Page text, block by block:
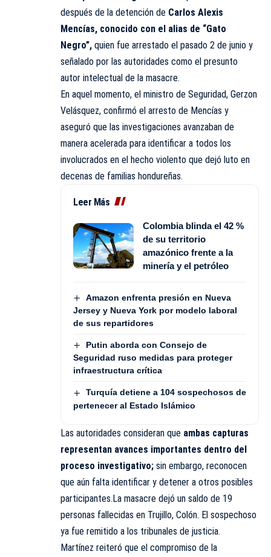
después de la detención de Carlos Alexis
Mencías, conocido con el alias de “Gato
Negro”, quien fue arrestado el pasado 2 de junio y
señalado por las autoridades como el presunto
autor intelectual de la masacre.
En aquel momento, el ministro de Seguridad, Gerzon
Velásquez, confirmó el arresto de Mencías y
aseguró que las investigaciones avanzaban de
manera acelerada para identificar a todos los
involucrados en el hecho violento que dejó luto en
decenas de familias hondureñas.
Leer Más
Colombia blinda el 42 %
de su territorio
amazónico frente a la
minería y el petróleo
Amazon enfrenta presión en Nueva
Jersey y Nueva York por modelo laboral
de sus repartidores
Putin aborda con Consejo de
Seguridad ruso medidas para proteger
infraestructura crítica
Turquía detiene a 104 sospechosos de
pertenecer al Estado Islámico
Las autoridades consideran que ambas capturas
representan avances importantes dentro del
proceso investigativo; sin embargo, reconocen
que aún falta identificar y detener a otros posibles
participantes.La masacre dejó un saldo de 19
personas fallecidas en Trujillo, Colón. El sospechoso
ya fue remitido a los tribunales de justicia.
Martínez reiteró que el compromiso de la